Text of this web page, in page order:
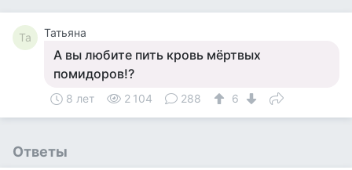
Та Татьяна
А вы любите пить кровь мёртвых
помидоров!?
8 лет 2 104 288 6
Ответы